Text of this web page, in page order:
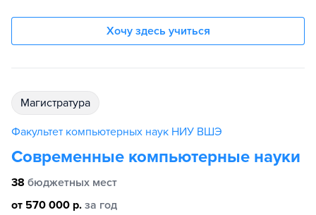
Хочу здесь учиться
магистратура
Факультет компьютерных наук НИУ ВШЭ
Современные компьютерные науки
38 бюджетных мест
от 570 000 р. за год